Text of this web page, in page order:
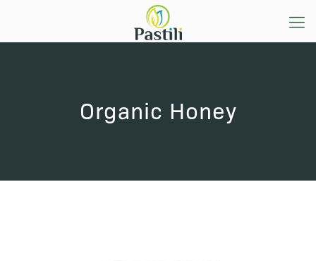
Organic Honey